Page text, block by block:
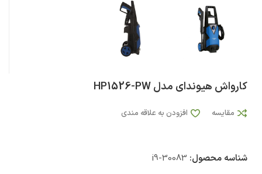
کارواش هیوندای مدل HP1526-PW
مقایسه افزودن به علاقه مندی
شناسه محصول: i9-30083